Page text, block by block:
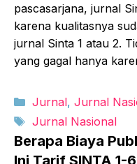
pascasarjana, jurnal
karena kualitasnya
jurnal Sinta 1 atau 2.
yang gagal hanya
Kategori
Jurnal, Jurnal
Tag
Jurnal Nasional
Berapa Biaya
Ini Tarif SINTA 1-